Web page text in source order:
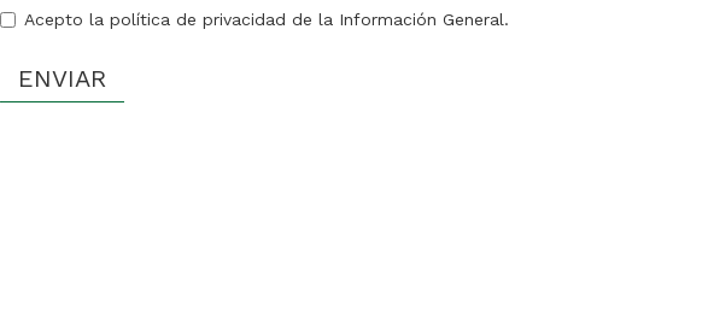
Acepto la política de privacidad de la Información General.